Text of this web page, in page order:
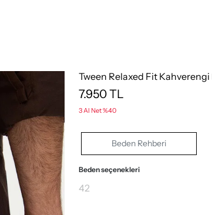
Tween Relaxed Fit
7.950TL
3 Al Net %40
Beden Rehberi
Beden seçenekleri
42